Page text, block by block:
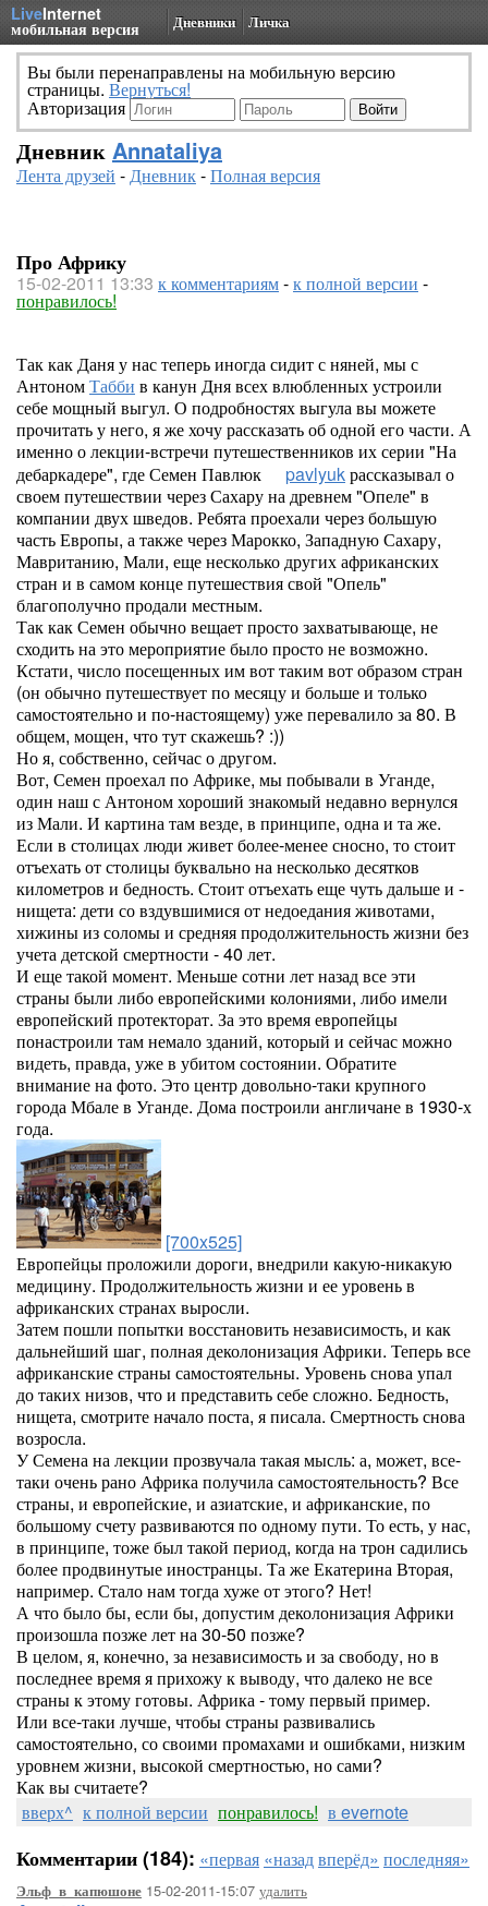
LiveInternet
мобильная версия Дневники Личка
Вы были перенаправлены на мобильную версию
страницы. Вернуться!
Авторизация
Дневник Annataliya
Лента друзей -Дневник-Полная версия
Про Африку
15-02-2011 13:33 к комментариям-к полной версии -
понравилось!
Так как Даня у нас теперь иногда сидит с няней, мы с
АнтономТабби в канун Дня всех влюбленных устроили
себе мощный выгул. О подробностях выгула вы можете
прочитать у него, я же хочу рассказать об одной его части. А
именно о лекции-встречи путешественников их серии "На
дебаркадере", где Семен Павлюк
pavlyukрассказывал о
своем путешествии через Сахару на древнем "Опеле" в
компании двух шведов. Ребята проехали через большую
часть Европы, а также через Марокко, Западную Сахару,
Мавританию, Мали, еще несколько других африканских
стран и в самом конце путешествия свой "Опель"
благополучно продали местным.
Так как Семен обычно вещает просто захватывающе, не
сходить на это мероприятие было просто не возможно.
Кстати, число посещенных им вот таким вот образом стран
(он обычно путешествует по месяцу и больше и только
самостоятельно и по-настоящему) уже перевалило за 80. В
общем, мощен, что тут скажешь? :))
Но я, собственно, сейчас о другом.
Вот, Семен проехал по Африке, мы побывали в Уганде,
один наш с Антоном хороший знакомый недавно вернулся
из Мали. И картина там везде, в принципе, одна и та же.
Если в столицах люди живет более-менее сносно, то стоит
отъехать от столицы буквально на несколько десятков
километров и бедность. Стоит отъехать еще чуть дальше и -
нищета: дети со вздувшимися от недоедания животами,
хижины из соломы и средняя продолжительность жизни без
учета детской смертности - 40 лет.
И еще такой момент. Меньше сотни лет назад все эти
страны были либо европейскими колониями, либо имели
европейский протекторат. За это время европейцы
понастроили там немало зданий, который и сейчас можно
видеть, правда, уже в убитом состоянии. Обратите
внимание на фото. Это центр довольно-таки крупного
города Мбале в Уганде. Дома построили англичане в 1930-х
года.
[700x525]
Европейцы проложили дороги, внедрили какую-никакую
медицину. Продолжительность жизни и ее уровень в
африканских странах выросли.
Затем пошли попытки восстановить независимость, и как
дальнейший шаг, полная деколонизация Африки. Теперь все
африканские страны самостоятельны. Уровень снова упал
до таких низов, что и представить себе сложно. Бедность,
нищета, смотрите начало поста, я писала. Смертность снова
возросла.
У Семена на лекции прозвучала такая мысль: а, может, все-
таки очень рано Африка получила самостоятельность? Все
страны, и европейские, и азиатские, и африканские, по
большому счету развиваются по одному пути. То есть, у нас,
в принципе, тоже был такой период, когда на трон садились
более продвинутые иностранцы. Та же Екатерина Вторая,
например. Стало нам тогда хуже от этого? Нет!
А что было бы, если бы, допустим деколонизация Африки
произошла позже лет на 30-50 позже?
В целом, я, конечно, за независимость и за свободу, но в
последнее время я прихожу к выводу, что далеко не все
страны к этому готовы. Африка - тому первый пример.
Или все-таки лучше, чтобы страны развивались
самостоятельно, со своими промахами и ошибками, низким
уровнем жизни, высокой смертностью, но сами?
Как вы считаете?
вверх^ к полной версии понравилось! в evernote
Комментарии (184): «первая «назадвперёд» последняя»
Эльф_в_капюшоне 15-02-2011-15:07 удалить